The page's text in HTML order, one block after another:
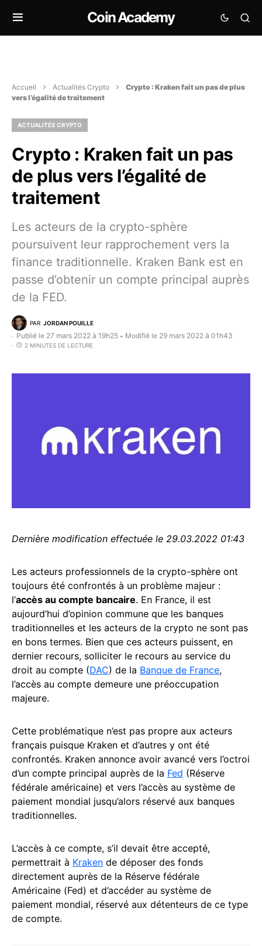
Coin Academy
Accueil Actualités Crypto
Crypto : Kraken fait un pas de plus
vers l’égalité de traitement
ACTUALITÉS CRYPTO
Crypto : Kraken fait un pas
de plus vers l’égalité de
traitement
Les acteurs de la crypto-sphère
poursuivent leur rapprochement vers la
finance traditionnelle. Kraken Bank est en
passe d’obtenir un compte principal auprès
de la FED.
PAR JORDAN POUILLE
Publié le 27 mars 2022 à 19h25 • Modifié le 29 mars 2022 à 01h43
2 MINUTES DE LECTURE
Dernière modification effectuée le 29.03.2022 01:43
Les acteurs professionnels de la crypto-sphère ont
toujours été confrontés à un problème majeur :
l’accès au compte bancaire. En France, il est
aujourd’hui d’opinion commune que les banques
traditionnelles et les acteurs de la crypto ne sont pas
en bons termes. Bien que ces acteurs puissent, en
dernier recours, solliciter le recours au service du
droit au compte (DAC) de la Banque de France,
l’accès au compte demeure une préoccupation
majeure.
Cette problématique n’est pas propre aux acteurs
français puisque Kraken et d’autres y ont été
confrontés. Kraken annonce avoir avancé vers l’octroi
d’un compte principal auprès de la Fed (Réserve
fédérale américaine) et vers l’accès au système de
paiement mondial jusqu’alors réservé aux banques
traditionnelles.
L’accès à ce compte, s’il devait être accepté,
permettrait à Kraken de déposer des fonds
directement auprès de la Réserve fédérale
Américaine (Fed) et d’accéder au système de
paiement mondial, réservé aux détenteurs de ce type
de compte.